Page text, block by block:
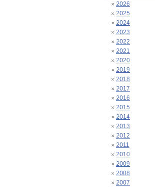
2026
2025
2024
2023
2022
2021
2020
2019
2018
2017
2016
2015
2014
2013
2012
2011
2010
2009
2008
2007